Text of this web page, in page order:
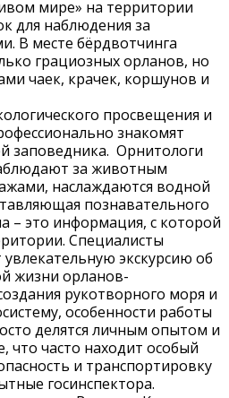
мире» на территории
для наблюдения за
В месте бёрдвотчинга
грациозных орланов, но
чаек, крачек, коршунов и
просвещения и
знакомят
заповедника. Орнитологи
за животным
наслаждаются водной
познавательного
– это информация, с которой
Специалисты
экскурсию об
жизни орланов-
рукотворного моря и
особенности работы
делятся личным опытом и
часто находит особый
и транспортировку
госинспектора.